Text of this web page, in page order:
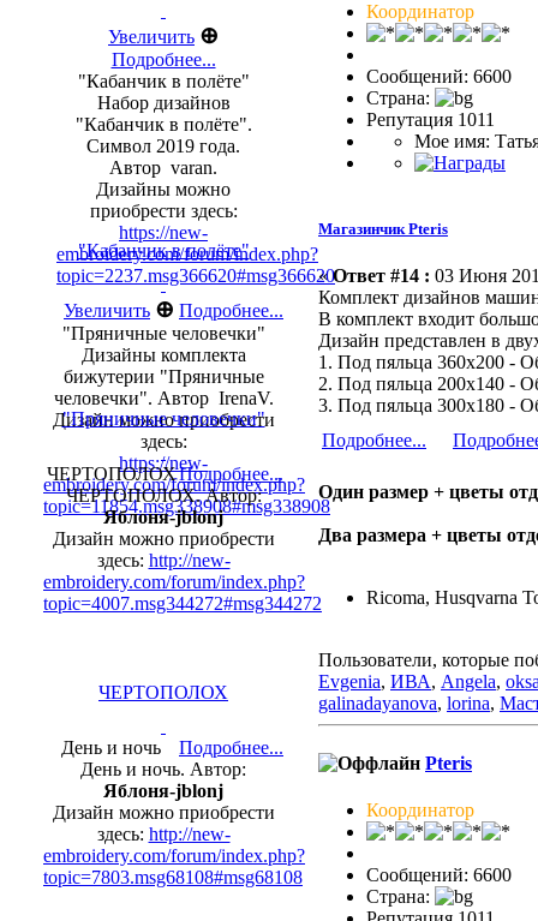
Увеличить ⊕
Подробнее...
"Кабанчик в полёте"
Набор дизайнов
"Кабанчик в полёте".
Символ 2019 года.
Автор varan.
Дизайны можно
приобрести здесь:
https://new-
embroidery.com/forum/index.php?
topic=2237.msg366620#msg366620
"Кабанчик в полёте"
Увеличить ⊕ Подробнее...
"Пряничные человечки"
Дизайны комплекта
бижутерии "Пряничные
человечки". Автор IrenaV.
Дизайн можно приобрести
здесь:
https://new-
embroidery.com/forum/index.php?
topic=11854.msg338908#msg338908
"Пряничные человечки"
Подробнее...
ЧЕРТОПОЛОХ
ЧЕРТОПОЛОХ. Автор:
Яблоня-jblonj
Дизайн можно приобрести
здесь: http://new-
embroidery.com/forum/index.php?
topic=4007.msg344272#msg344272
ЧЕРТОПОЛОХ
Подробнее...
День и ночь
День и ночь. Автор:
Яблоня-jblonj
Дизайн можно приобрести
здесь: http://new-
embroidery.com/forum/index.php?
topic=7803.msg68108#msg68108
Координатор
Сообщений: 6600
Страна:
Репутация 1011
Мое имя:
Магазинчик Pteris
«Ответ #14 : 03 Июня
Комплект дизайнов
В комплект входит
Дизайн представлен в
1. Под пяльца 360х200 -
2. Под пяльца 200х140 -
3. Под пяльца 300х180 -
Подробнее...
Один размер + цветы
Два размера + цветы
Ricoma, Husqvarna
Пользователи, которые
Evgenia, ИВА, Angela,
galinadayanova, lorina,
Pteris
Координатор
Сообщений: 6600
Страна: